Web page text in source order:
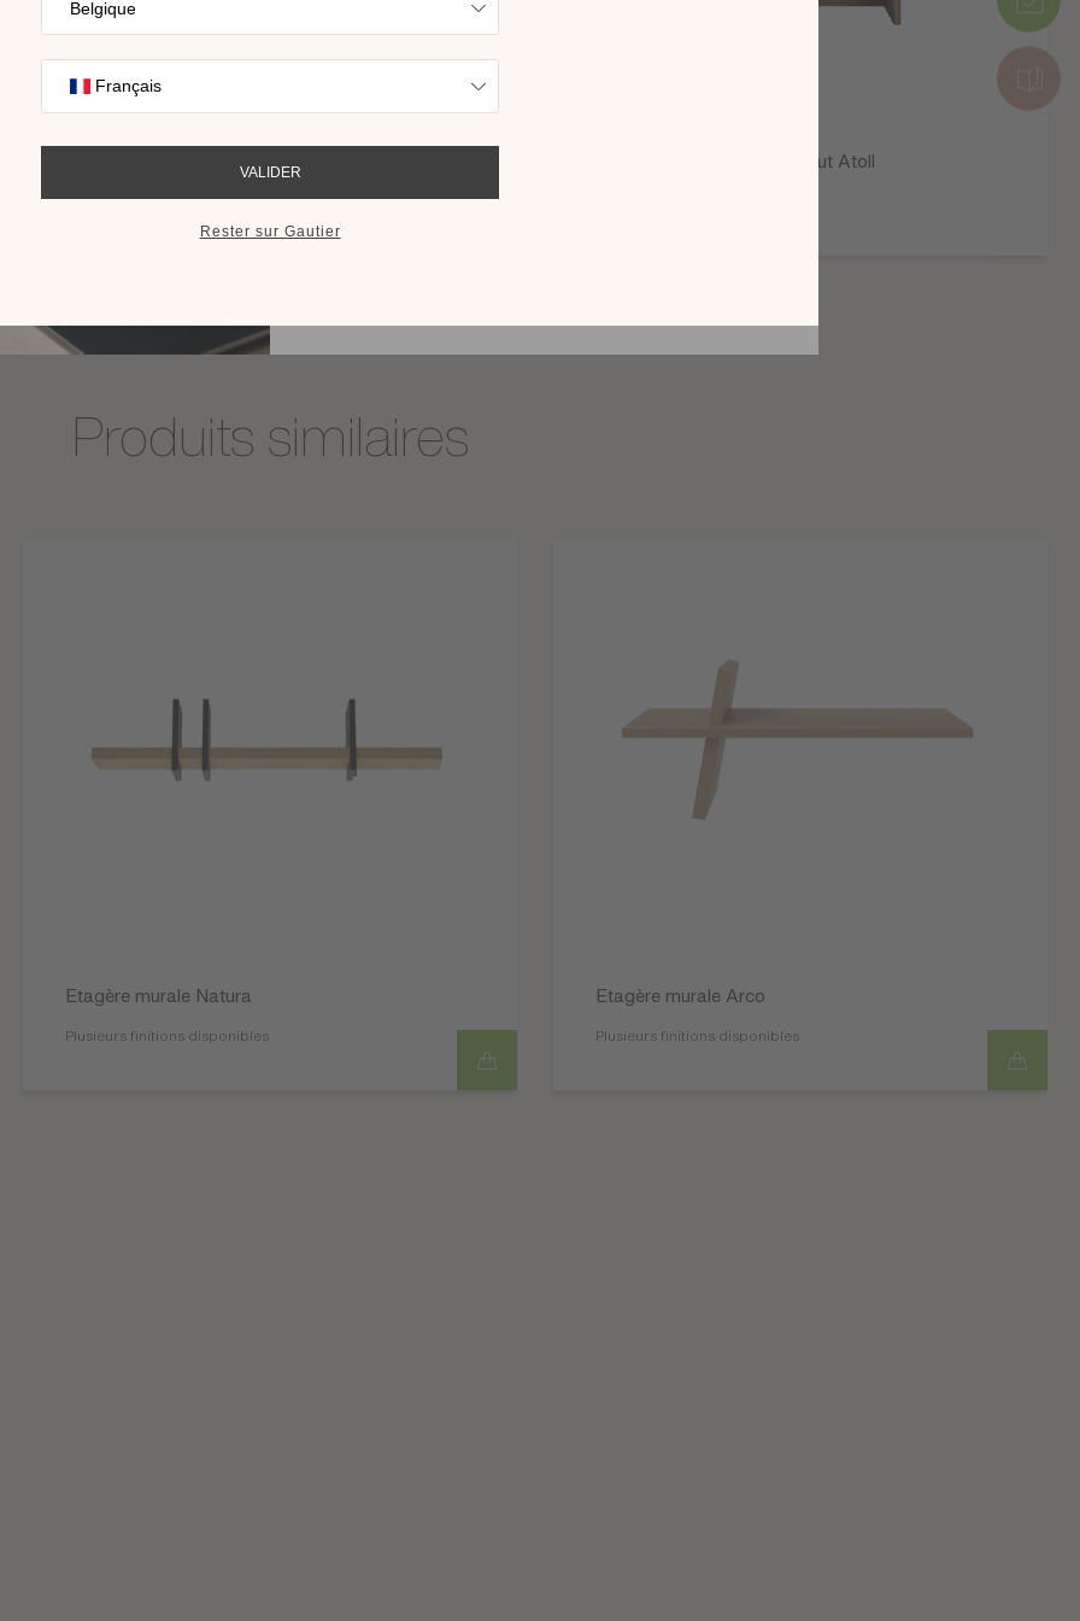
Plusieurs finitions disponibles
Vaisselier rangement mi-haut Atoll
Produits similaires
Etagère murale Natura
Plusieurs finitions disponibles
Etagère murale Arco
Plusieurs finitions disponibles
nos collections sur l’écran de votre
RECEVOIR LE CATALOGUE 2026